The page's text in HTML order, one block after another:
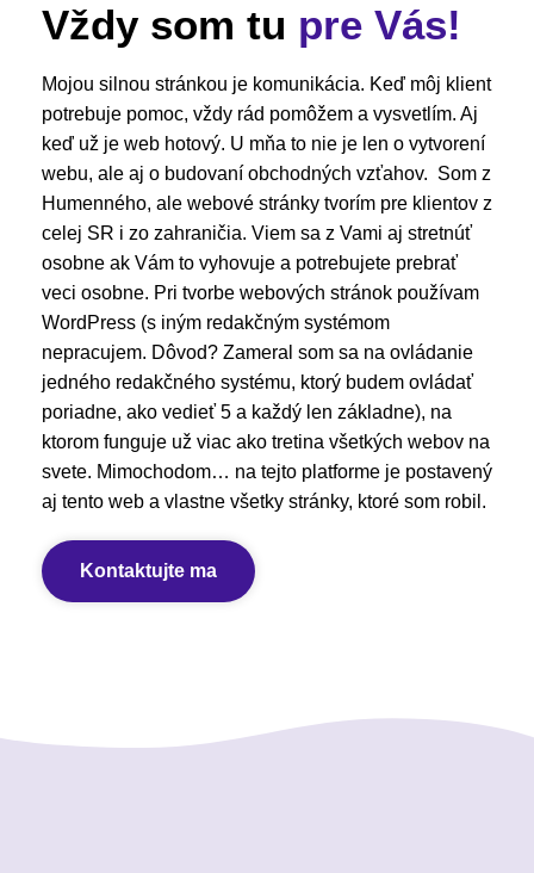
Vždy som tu pre Vás!
Mojou silnou stránkou je komunikácia. Keď môj klient
potrebuje pomoc, vždy rád pomôžem a vysvetlím. Aj
keď už je web hotový. U mňa to nie je len o vytvorení
webu, ale aj o budovaní obchodných vzťahov. Som z
Humenného, ale webové stránky tvorím pre klientov z
celej SR i zo zahraničia. Viem sa z Vami aj stretnúť
osobne ak Vám to vyhovuje a potrebujete prebrať
veci osobne. Pri tvorbe webových stránok používam
WordPress (s iným redakčným systémom
nepracujem. Dôvod? Zameral som sa na ovládanie
jedného redakčného systému, ktorý budem ovládať
poriadne, ako vedieť 5 a každý len základne), na
ktorom funguje už viac ako tretina všetkých webov na
svete. Mimochodom… na tejto platforme je postavený
aj tento web a vlastne všetky stránky, ktoré som robil.
Kontaktujte ma